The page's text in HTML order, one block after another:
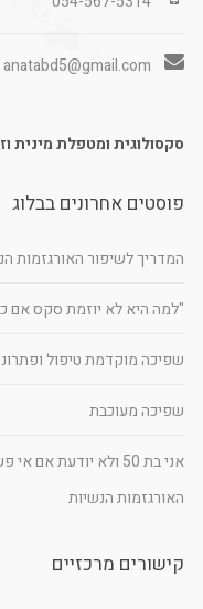
anatabd5@gmail.com
סקסולוגית ומטפלת מינית
פוסטים אחרונים בבלוג
המדריך לשיפור האורגזמות
"למה היא לא יוזמת סקס אם
שפיכה מוקדמת טיפול
שפיכה מעוכבת
אני בת 50 ולא יודעת
האורגזמות הנשיות
קישורים מרכזיים